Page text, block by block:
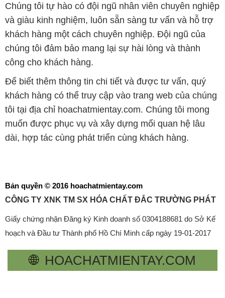
Chúng tôi tự hào có đội ngũ nhân viên chuyên nghiệp
và giàu kinh nghiệm, luôn sẵn sàng tư vấn và hỗ trợ
khách hàng một cách chuyên nghiệp. Đội ngũ của
chúng tôi đảm bảo mang lại sự hài lòng và thành
công cho khách hàng.
Để biết thêm thông tin chi tiết và được tư vấn, quý
khách hàng có thể truy cập vào trang web của chúng
tôi tại địa chỉ hoachatmientay.com. Chúng tôi mong
muốn được phục vụ và xây dựng mối quan hệ lâu
dài, hợp tác cùng phát triển cùng khách hàng.
Bản quyền © 2016 hoachatmientay.com
CÔNG TY XNK TM SX HÓA CHẤT ĐẮC TRƯỜNG PHÁT
Giấy chứng nhận Đăng ký Kinh doanh số 0304188681 do Sở Kế
hoạch và Đầu tư Thành phố Hồ Chí Minh cấp ngày 19-01-2017
🌐 HOACHATMIENTAY.COM